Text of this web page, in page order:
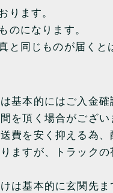
ります。
のになります。
と同じものが届くと
基本的にはご入金
を頂く場合がござ
費を安く抑える為
ますが、トラック
は基本的に玄関先